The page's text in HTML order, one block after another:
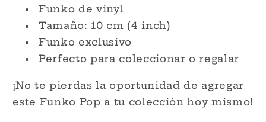
Funko de vinyl
Tamaño: 10 cm (4 inch)
Funko exclusivo
Perfecto para coleccionar o regalar
¡No te pierdas la oportunidad de agregar
este Funko Pop a tu colección hoy mismo!